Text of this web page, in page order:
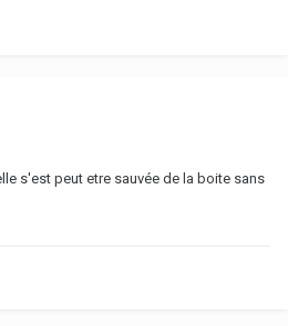
s'est peut etre sauvée de la boite sans